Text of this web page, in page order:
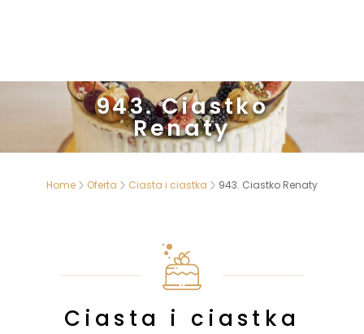
943. Ciastko
Renaty
Home Oferta Ciasta i ciastka 943. Ciastko Renaty
Ciasta i ciastka